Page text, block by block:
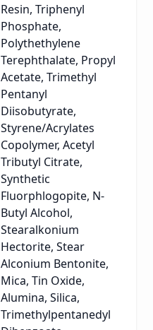
Resin, Triphenyl
Phosphate,
Polythethylene
Terephthalate, Propyl
Acetate, Trimethyl
Pentanyl
Diisobutyrate,
Styrene/Acrylates
Copolymer, Acetyl
Tributyl Citrate,
Synthetic
Fluorphlogopite, N-
Butyl Alcohol,
Stearalkonium
Hectorite, Stear
Alconium Bentonite,
Mica, Tin Oxide,
Alumina, Silica,
Trimethylpentanedyl